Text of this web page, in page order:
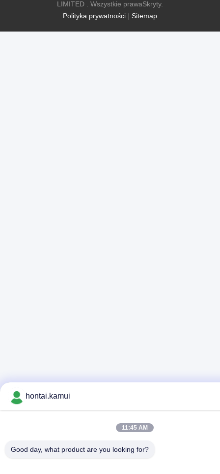
Polityka prywatności | Sitemap
LIMITED . Wszystkie prawaSkryty.
hontai.kamui
11:45 AM
Good day, what product are you looking for?